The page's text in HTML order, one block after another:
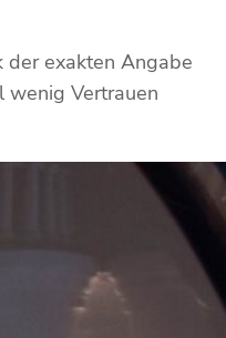
der exakten Angabe
wenig Vertrauen